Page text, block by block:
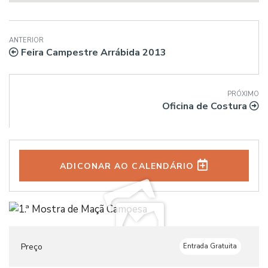
ANTERIOR
Feira Campestre Arrábida 2013
PRÓXIMO
Oficina de Costura
ADICONAR AO CALENDÁRIO
Preço Entrada Gratuita